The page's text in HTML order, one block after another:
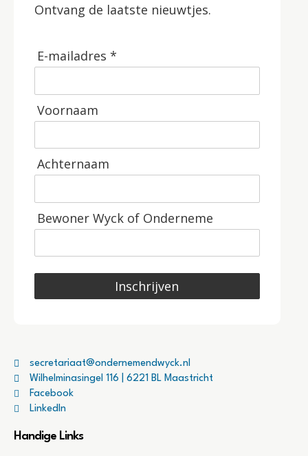
Ontvang de laatste nieuwtjes.
E-mailadres *
Voornaam
Achternaam
Bewoner Wyck of Onderneme
Inschrijven
secretariaat@ondernemendwyck.nl
Wilhelminasingel 116 | 6221 BL Maastricht
Facebook
LinkedIn
Handige Links